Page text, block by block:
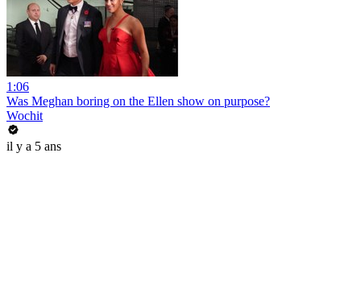
1:06
Was Meghan boring on the Ellen show on purpose?
Wochit
il y a 5 ans